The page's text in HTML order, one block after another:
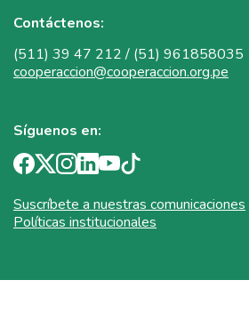
Contáctenos:
(511) 39 47 212 / (51) 961858035
cooperaccion@cooperaccion.org.pe
Síguenos en:
Suscríbete a nuestras comunicaciones
Políticas institucionales